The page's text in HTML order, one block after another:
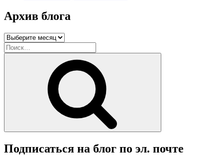
Архив блога
Архив
блога
Искать:
Подписаться на блог по эл. почте